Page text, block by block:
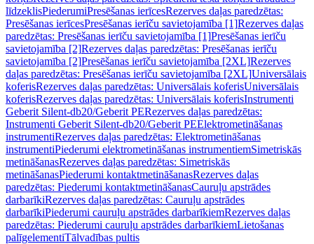
līdzeklisPiederumiPresēšanas ierīcesRezerves daļas paredzētas:
Presēšanas ierīcesPresēšanas ierīču savietojamība [1]Rezerves daļas
paredzētas: Presēšanas ierīču savietojamība [1]Presēšanas ierīču
savietojamība [2]Rezerves daļas paredzētas: Presēšanas ierīču
savietojamība [2]Presēšanas ierīču savietojamība [2XL]Rezerves
daļas paredzētas: Presēšanas ierīču savietojamība [2XL]Universālais
koferisRezerves daļas paredzētas: Universālais koferisUniversālais
koferisRezerves daļas paredzētas: Universālais koferisInstrumenti
Geberit Silent-db20/Geberit PERezerves daļas paredzētas:
Instrumenti Geberit Silent-db20/Geberit PEElektrometināšanas
instrumentiRezerves daļas paredzētas: Elektrometināšanas
instrumentiPiederumi elektrometināšanas instrumentiemSimetriskās
metināšanasRezerves daļas paredzētas: Simetriskās
metināšanasPiederumi kontaktmetināšanasRezerves daļas
paredzētas: Piederumi kontaktmetināšanasCauruļu apstrādes
darbarīkiRezerves daļas paredzētas: Cauruļu apstrādes
darbarīkiPiederumi cauruļu apstrādes darbarīkiemRezerves daļas
paredzētas: Piederumi cauruļu apstrādes darbarīkiemLietošanas
palīgelementiTālvadības pultis